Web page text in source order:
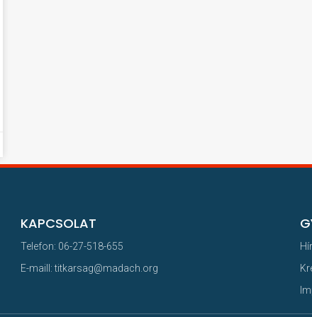
KAPCSOLAT
Telefon: 06-27-518-655
E-maill: titkarsag@madach.org